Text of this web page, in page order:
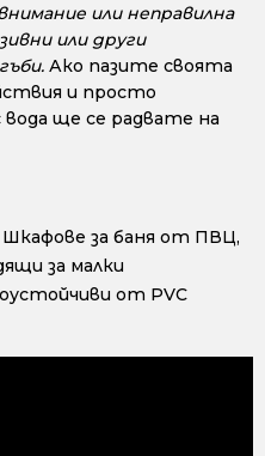
или неправилна
или други
Ако пазите своята
и просто
ще се радвате на
Шкафове за баня от ПВЦ,
за малки
от PVC